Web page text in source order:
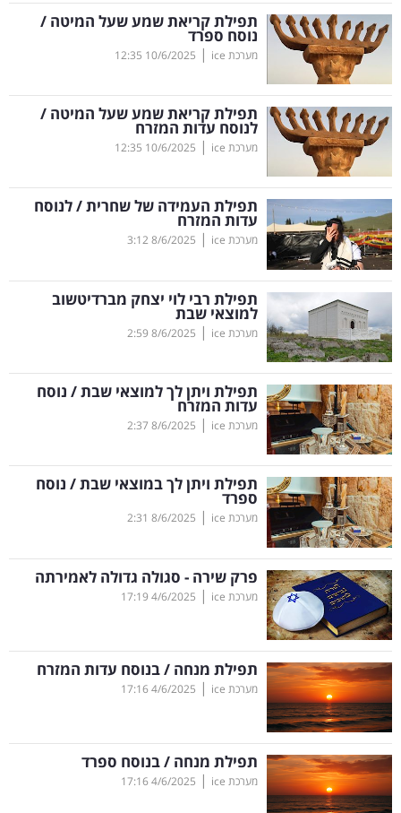
קריפטו
ויראלי
טלוויזיה
עסקי
ספורט
קריירה
ולימודים
מינויים
רייטינג
רכב
בריאות
תרבות
ופנאי
תיירות
TOP-
5
המילון
הכלכלי
פודקאסט
40
UNDER
40
תפילת קריאת שמע שעל המיטה /
נוסח ספרד
מערכת ice |
10/6/2025
12:35
תפילת קריאת שמע שעל המיטה /
לנוסח עדות המזרח
מערכת ice |
10/6/2025
12:35
תפילת העמידה של שחרית / לנוסח
עדות המזרח
מערכת ice |
8/6/2025
3:12
תפילת רבי לוי יצחק מברדיטשוב
למוצאי שבת
מערכת ice |
8/6/2025
2:59
תפילת ויתן לך למוצאי שבת / נוסח
עדות המזרח
מערכת ice |
8/6/2025
2:37
תפילת ויתן לך במוצאי שבת / נוסח
ספרד
מערכת ice |
8/6/2025
2:31
פרק שירה - סגולה גדולה לאמירתה
מערכת ice |
4/6/2025
17:19
תפילת מנחה / בנוסח עדות המזרח
מערכת ice |
4/6/2025
17:16
תפילת מנחה / בנוסח ספרד
מערכת ice |
4/6/2025
17:16